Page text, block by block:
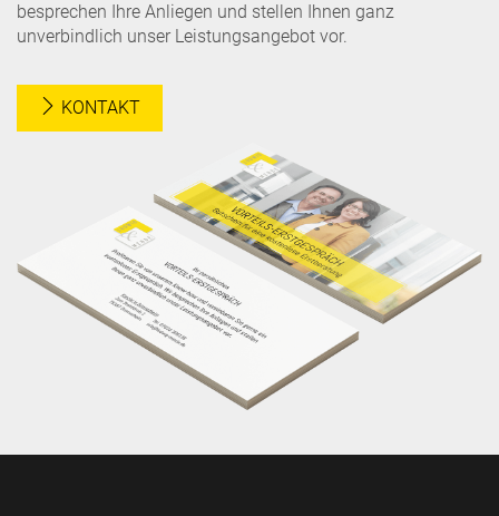
besprechen Ihre Anliegen und stellen Ihnen ganz
unverbindlich unser Leistungsangebot vor.
KONTAKT